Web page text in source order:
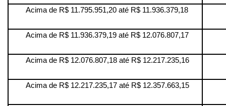
Acima de R$ 11.795.951,20 até R$ 11.936.379,18
Acima de R$ 11.936.379,19 até R$ 12.076.807,17
Acima de R$ 12.076.807,18 até R$ 12.217.235,16
Acima de R$ 12.217.235,17 até R$ 12.357.663,15